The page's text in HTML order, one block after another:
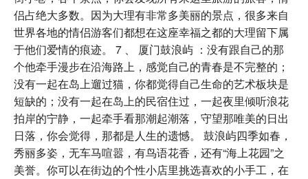
侣占绝大多数。因为大理有非常多美丽的景点，很多来自
世界各地的情侣游客们都想在这座幸福之都的大理留下属
于他们爱情的痕迹。 7 、 厦门鼓浪屿 ：没有跟自己的那
个他牵手漫步在沿海路上，感觉自己的青春是不完整的；
没有一起在岛上遛过猫，你都觉得自己生命的艺术板块是
短缺的；没有一起在岛上的民宿住过，一起夜里倾听浪花
拍岸的宁静，一起牵手看那潮起潮落，守望那唯美的日出
日落，你会觉得，那都是人生的遗憾。 鼓浪屿四季如春，
秀丽多姿，无车马喧嚣，有鸟语花香，还有“海上花园”之
美誉。你可以在街边的个性小店里挑选喜欢的小手工，在